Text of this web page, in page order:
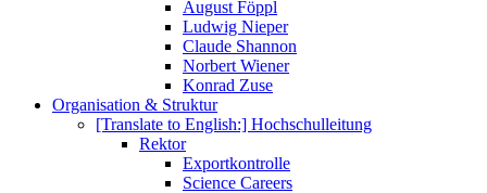
August Föppl
Ludwig Nieper
Claude Shannon
Norbert Wiener
Konrad Zuse
Organisation & Struktur
[Translate to English:] Hochschulleitung
Rektor
Exportkontrolle
Science Careers